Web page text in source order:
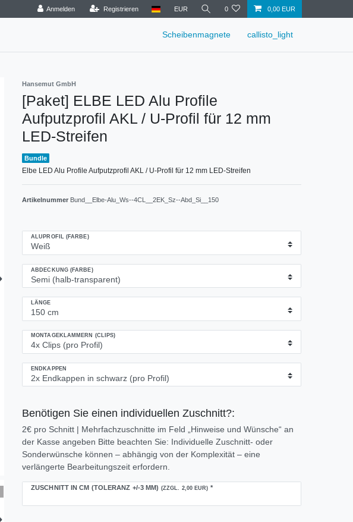
Anmelden Registrieren EUR 0 0,00 EUR
Scheibenmagnete callisto_light
Hansemut GmbH
[Paket] ELBE LED Alu Profile
Aufputzprofil AKL / U-Profil für 12 mm
LED-Streifen
Bundle
Elbe LED Alu Profile Aufputzprofil AKL / U-Profil für 12 mm LED-Streifen
Artikelnummer Bund__Elbe-Alu_Ws--4CL__2EK_Sz--Abd_Si__150
ALUPROFIL (FARBE)
ABDECKUNG (FARBE)
LÄNGE
MONTAGEKLAMMERN (CLIPS)
ENDKAPPEN
Benötigen Sie einen individuellen Zuschnitt?:
2€ pro Schnitt | Mehrfachzuschnitte im Feld „Hinweise und Wünsche“ an
der Kasse angeben Bitte beachten Sie: Individuelle Zuschnitt- oder
Sonderwünsche können – abhängig von der Komplexität – eine
verlängerte Bearbeitungszeit erfordern.
ZUSCHNITT IN CM (TOLERANZ +/-3 MM) (ZZGL. 2,00 EUR) *